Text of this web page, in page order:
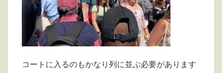
コートに入るのもかなり列に並ぶ必要があります